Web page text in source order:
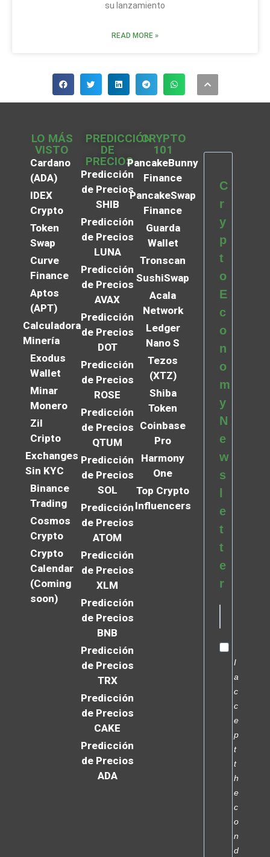
su lanzamiento
READ MORE »
LO MÁS
VISTO
Cardano
(ADA)
IDEX
Crypto
Token
Swap
Curve
Finance
Aptos
(APT)
Calculadora
Minería
Exodus
Wallet
Minar
Monero
Zil
Cripto
Exchanges
Sin KYC
Binance
Trading
Cosmos
Crypto
Crypto
Calendar
(Coming
soon)
PREDICCIÓN
DE
PRECIOS
Predicción
de Precios
SHIB
Predicción
de Precios
LUNA
Predicción
de Precios
AVAX
Predicción
de Precios
DOT
Predicción
de Precios
ROSE
Predicción
de Precios
QTUM
Predicción
de Precios
SOL
Predicción
de Precios
ATOM
Predicción
de Precios
XLM
Predicción
de Precios
BNB
Predicción
de Precios
TRX
Predicción
de Precios
CAKE
Predicción
de Precios
ADA
CRYPTO
101
PancakeBunny
Finance
PancakeSwap
Finance
Guarda
Wallet
Tronscan
SushiSwap
Acala
Network
Ledger
Nano S
Tezos
(XTZ)
Shiba
Token
Coinbase
Pro
Harmony
One
Top Crypto
Influencers
C
r
y
p
t
o
E
c
o
n
o
m
y
N
e
w
s
e
t
t
e
r
I
a
c
c
e
p
t
t
h
e
c
o
n
d